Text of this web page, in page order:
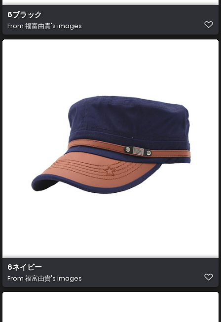
6ブラック
From 福富由貴's images
6ネイビー
From 福富由貴's images